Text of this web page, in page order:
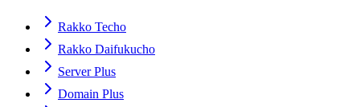
Rakko Techo
Rakko Daifukucho
Server Plus
Domain Plus